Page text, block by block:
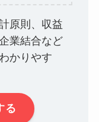
原則、収益
業結合など
かりやす
る